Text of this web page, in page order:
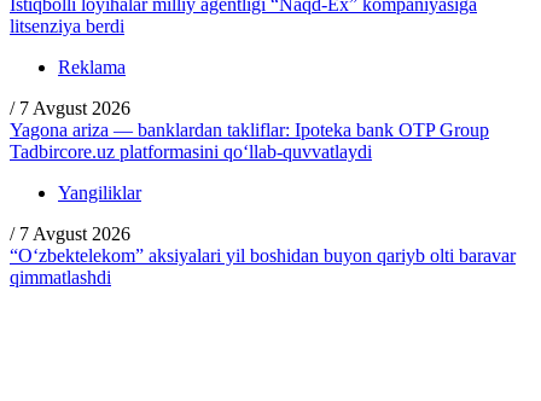
Istiqbolli loyihalar milliy agentligi “Naqd-Ex” kompaniyasiga
litsenziya berdi
Reklama
/ 7 Avgust 2026
Yagona ariza — banklardan takliflar: Ipoteka bank OTP Group
Tadbircore.uz platformasini qo‘llab-quvvatlaydi
Yangiliklar
/ 7 Avgust 2026
“O‘zbektelekom” aksiyalari yil boshidan buyon qariyb olti baravar
qimmatlashdi